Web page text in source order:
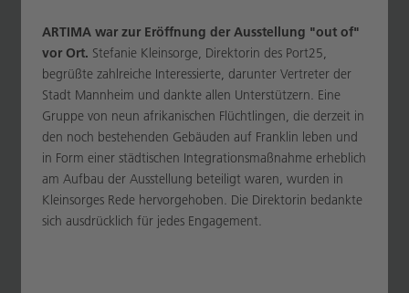
ARTIMA war zur Eröffnung der Ausstellung "out of"
vor Ort. Stefanie Kleinsorge, Direktorin des Port25,
begrüßte zahlreiche Interessierte, darunter Vertreter der
Stadt Mannheim und dankte allen Unterstützern. Eine
Gruppe von neun afrikanischen Flüchtlingen, die derzeit in
den noch bestehenden Gebäuden auf Franklin leben und
in Form einer städtischen Integrationsmaßnahme erheblich
am Aufbau der Ausstellung beteiligt waren, wurden in
Kleinsorges Rede hervorgehoben. Die Direktorin bedankte
sich ausdrücklich für jedes Engagement.